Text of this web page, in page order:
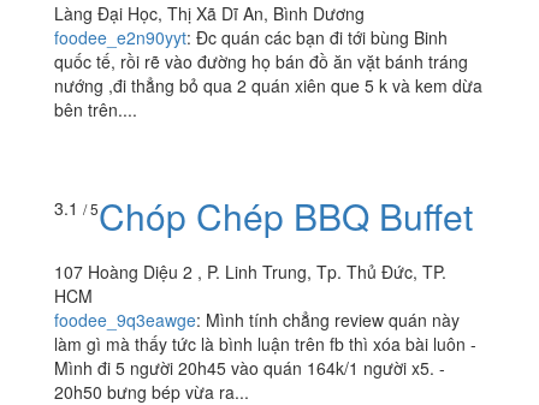
Làng Đại Học, Thị Xã Dĩ An, Bình Dương
foodee_e2n90yyt: Đc quán các bạn đi tới bùng Binh
quốc tế, rồi rẽ vào đường họ bán đồ ăn vặt bánh tráng
nướng ,đi thẳng bỏ qua 2 quán xiên que 5 k và kem dừa
bên trên....
3.1 / 5Chóp Chép BBQ Buffet
107 Hoàng Diệu 2 , P. Linh Trung, Tp. Thủ Đức, TP.
HCM
foodee_9q3eawge: Mình tính chẳng review quán này
làm gì mà thấy tức là bình luận trên fb thì xóa bài luôn -
Mình đi 5 người 20h45 vào quán 164k/1 người x5. -
20h50 bưng bép vừa ra...